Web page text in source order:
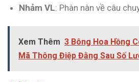
Nhảm VL: Phàn nàn về câu
Xem Thêm 3 Bông Hoa Hồng
Mã Thông Điệp Đằng Sau Số